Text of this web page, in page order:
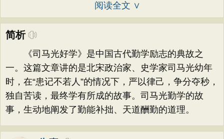
阅读全文 ∨
简析
《司马光好学》是中国古代勤学励志的典故之
一。这篇文章讲的是北宋政治家、史学家司马光幼年
时，在“患记不若人”的情况下，严以律己，争分夺秒，
独自苦读，最终学有所成的故事。司马光勤学的故
事，生动地阐发了勤能补拙、天道酬勤的道理。